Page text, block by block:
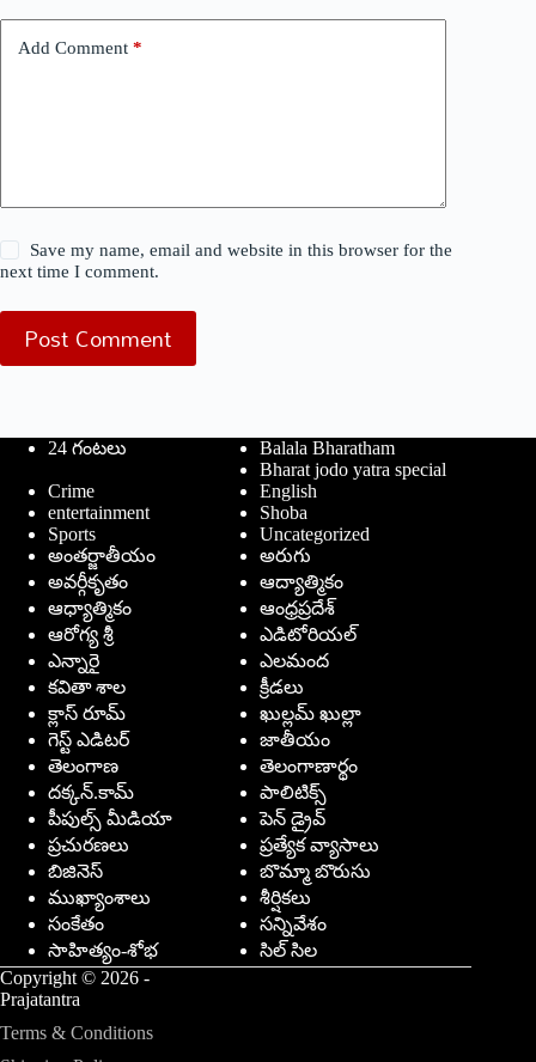
Add Comment *
Save my name, email and website in this browser for the
next time I comment.
Post Comment
24 గంటలు
Balala Bharatham
Bharat jodo yatra special
Crime
English
entertainment
Shoba
Sports
Uncategorized
అంతర్జాతీయం
అరుగు
అవర్గీకృతం
ఆద్యాత్మికం
ఆధ్యాత్మికం
ఆంధ్రప్రదేశ్
ఆరోగ్య శ్రీ
ఎడిటోరియల్
ఎన్నారై
ఎలమంద
కవితా శాల
క్రీడలు
క్లాస్ రూమ్
ఖుల్లమ్ ఖుల్లా
గెస్ట్ ఎడిటర్
జాతీయం
తెలంగాణ
తెలంగాణార్థం
దక్కన్.కామ్
పాలిటిక్స్
పీపుల్స్ ‌మీడియా
పెన్ డ్రైవ్
ప్రచురణలు
ప్రత్యేక వ్యాసాలు
బిజినెస్
బొమ్మా బొరుసు
ముఖ్యాంశాలు
శీర్షికలు
సంకేతం
సన్నివేశం
సాహిత్యం-శోభ
సిల్ సిల
Copyright © 2026 -
Prajatantra
Terms & Conditions